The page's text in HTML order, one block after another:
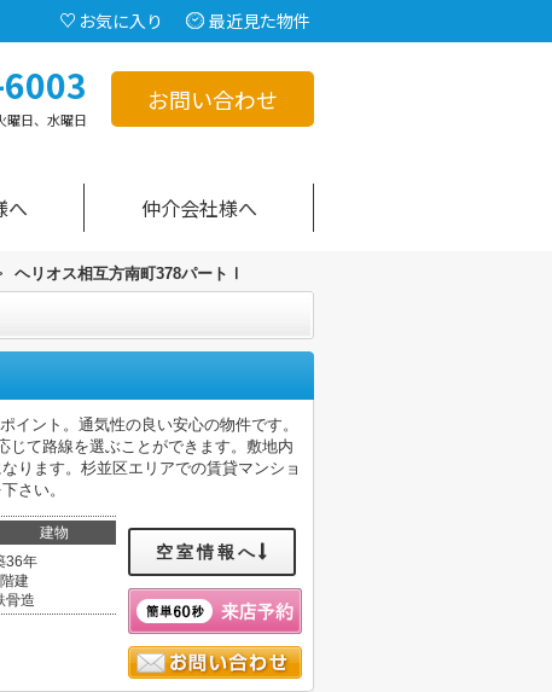
お気に入り 最近見た物件
曜日、水曜日
お問い合わせ
へ 仲介会社様へ
ヘリオス相互方南町378パートⅠ
イント。通気性の良い安心の物件です。
じて路線を選ぶことができます。敷地内
ります。杉並区エリアでの賃貸マンショ
さい。
建物
36年
建
骨造
空室情報へ